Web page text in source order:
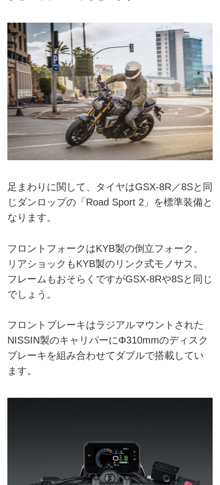
足まわりに関して、タイヤはGSX-8R／8Sと同
じダンロップの「Road Sport 2」を標準装備と
なります。
フロントフォークはKYB製の倒立フォーク、
リアショックもKYB製のリンク式モノサス。
フレームもおそらくですがGSX-8Rや8Sと同じ
でしょう。
フロントブレーキはラジアルマウントされた
NISSIN製のキャリパーにΦ310mmのディスク
ブレーキを組み合わせてダブルで搭載してい
ます。